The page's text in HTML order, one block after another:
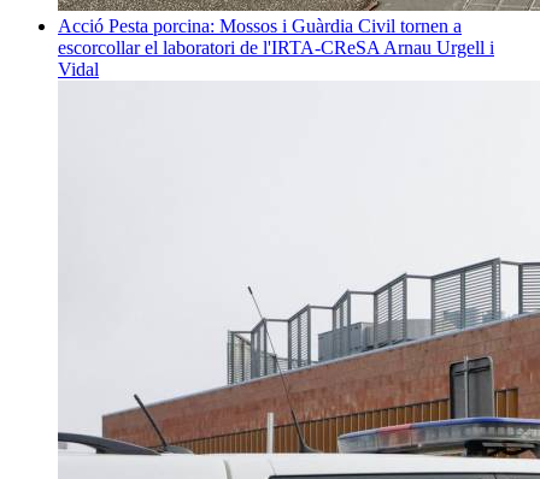
Acció Pesta porcina: Mossos i Guàrdia Civil tornen a
escorcollar el laboratori de l'IRTA-CReSA Arnau Urgell i
Vidal